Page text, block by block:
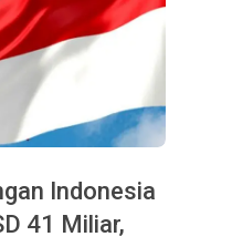
Indonesia
41 Miliar,